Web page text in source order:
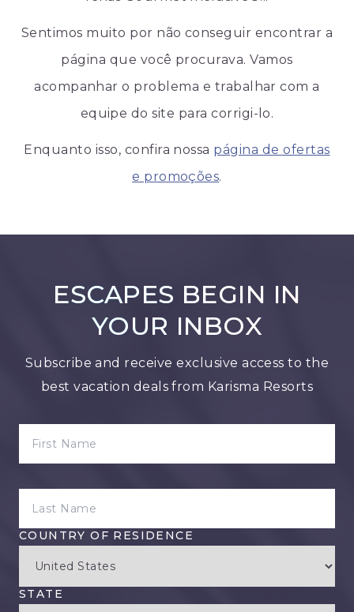
Sentimos muito por não conseguir encontrar a
página que você procurava. Vamos
acompanhar o problema e trabalhar com a
equipe do site para corrigi-lo.
Enquanto isso, confira nossa página de ofertas
e promoções.
ESCAPES BEGIN IN
YOUR INBOX
Subscribe and receive exclusive access to the
best vacation deals from Karisma Resorts
COUNTRY OF RESIDENCE
STATE